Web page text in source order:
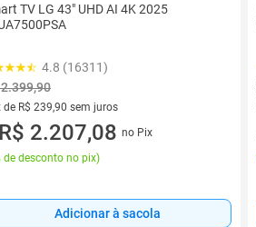
TV LG 43" UHD AI 4K 2025
4.8 (16311)
de R$ 239,90 sem juros
de R$ 239,90 sem juros
R$ 2.207,08 no Pix
de desconto no pix)
Adicionar à sacola